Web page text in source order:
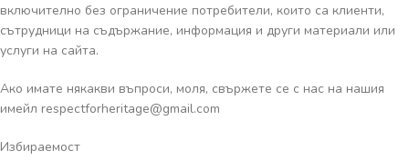
включително без ограничение потребители, които са клиенти,
сътрудници на съдържание, информация и други материали или
услуги на сайта.
Ако имате някакви въпроси, моля, свържете се с нас на нашия
имейл respectforheritage@gmail.com
Избираемост